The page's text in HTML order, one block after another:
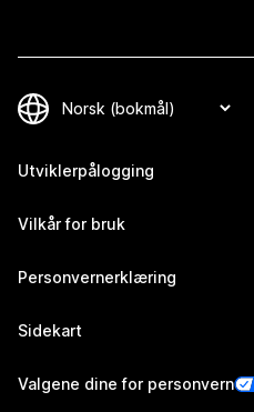
Utviklerpålogging
Vilkår for bruk
Personvernerklæring
Sidekart
Valgene dine for personvern